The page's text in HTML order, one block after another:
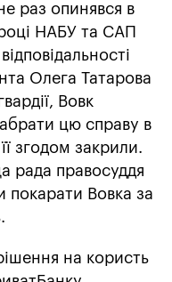
раз опинявся в
НАБУ та САП
Олега Татарова
Вовк
цю справу в
згодом закрили.
рада правосуддя
покарати Вовка за
на користь